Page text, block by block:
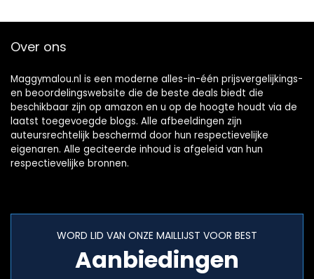
Over ons
Maggymalou.nl is een moderne alles-in-één prijsvergelijkings-
en beoordelingswebsite die de beste deals biedt die
beschikbaar zijn op amazon en u op de hoogte houdt via de
laatst toegevoegde blogs. Alle afbeeldingen zijn
auteursrechtelijk beschermd door hun respectievelijke
eigenaren. Alle geciteerde inhoud is afgeleid van hun
respectievelijke bronnen.
WORD LID VAN ONZE MAILLIJST VOOR BEST
Aanbiedingen